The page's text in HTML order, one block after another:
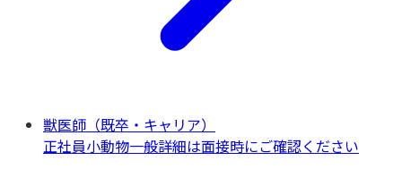
獣医師（既卒・キャリア）
正社員小動物一般詳細は面接時にご確認ください